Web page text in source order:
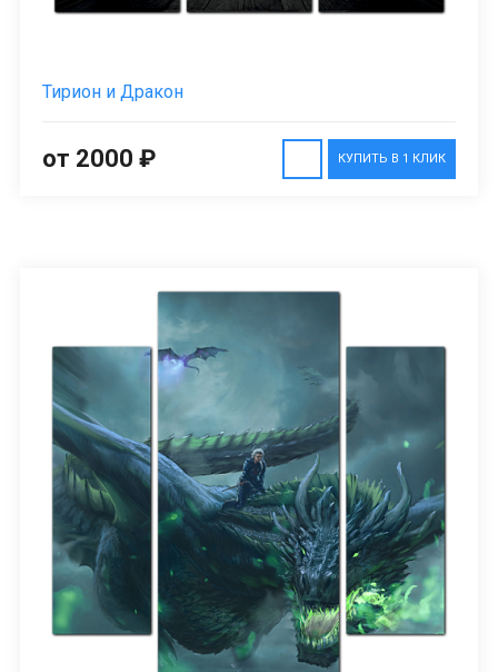
Тирион и Дракон
КУПИТЬ В 1 КЛИК
от 2000 ₽